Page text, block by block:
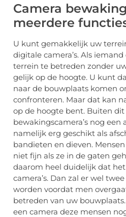
Camera
meerdere
U kunt gemakkelijk uw
digitale camera’s. Als
terrein te betreden zonder
gelijk op de hoogte. U kunt
naar de bouwplaats komen
confronteren. Maar dat kan
op de hoogte bent. Buiten
bewakingscamera’s nog een
namelijk erg geschikt als
bandieten en dieven.
niet fijn als ze in de gaten
daarom heel duidelijk dat
camera’s. Dan zal er wel
worden voordat men
betreden van uw
een camera deze mensen